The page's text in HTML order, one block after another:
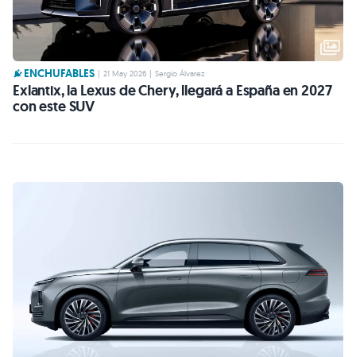
ENCHUFABLES | 21 May 2026 | Sergio Álvarez
Exlantix, la Lexus de Chery, llegará a España en 2027
con este SUV